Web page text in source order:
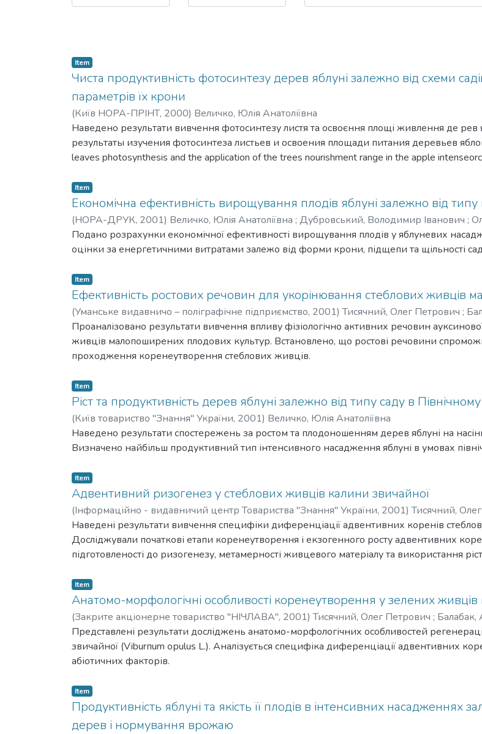
Item
Чиста продуктивність фотосинтезу дерев яблуні залежно від схеми
параметрів їх крони
(Київ НОРА-ПРІНТ, 2000) Величко, Юлія Анатоліївна
Наведено результати вивчення фотосинтезу листя та освоєння площі живлення де
результаты изучения фотосинтеза листьев и освоения площади питания деревьев
leaves photosynthesis and the application of the trees nourishment range in the apple
Item
Економічна ефективність вирощування плодів яблуні залежно від
(НОРА-ДРУК, 2001) Величко, Юлія Анатоліївна ; Дубровський, Володимир Іванович ;
Подано розрахунки економічної ефективності вирощування плодів у яблуневих
оцінки за енергетичними витратами залежо від форми крони, підщепи та щільності
Item
Ефективність ростових речовин для укорінювання стеблових
(Уманське видавничо – поліграфічне підприємство, 2001)Тисячний, Олег Петрович ;
Григорівна;Балабак, Олександр Анатолійович;Опалко, Ольга Анатоліївна
Проаналізовано результати вивчення впливу фізіологічно активних речовин
живців малопоширених плодових культур. Встановлено, що ростові речовини
проходження коренеутворення стеблових живців.
Item
Ріст та продуктивність дерев яблуні залежно від типу саду в
(Київ товариство "Знання" України, 2001) Величко, Юлія Анатоліївна
Наведено результати спостережень за ростом та плодоношенням дерев яблуні на
Визначено найбільш продуктивний тип інтенсивного насадження яблуні в умовах
Item
Адвентивний ризогенез у стеблових живців калини звичайної
(Інформаційно - видавничий центр Товариства "Знання" України, 2001)Тисячний,
Наведені результати вивчення специфіки диференціації адвентивних коренів
Досліджували початкові етапи коренеутворення і екзогенного росту адвентивних
підготовленості до ризогенезу, метамерності живцевого матеріалу та використання
Item
Анатомо-морфологічні особливості коренеутворення у зелених
(Закрите акціонерне товариство "НІЧЛАВА", 2001)Тисячний, Олег Петрович ; Балабак,
Представлені результати досліджень анатомо-морфологічних особливостей
звичайної (Vіburпum орulus L.). Аналізується специфіка диференціації адвентивних
абіотичних факторів.
Item
Продуктивність яблуні та якість її плодів в інтенсивних насадженнях
дерев і нормування врожаю